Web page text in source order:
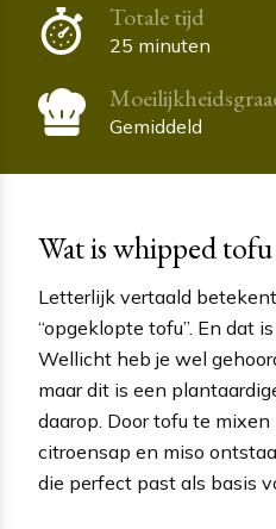
Totale tijd
25 minuten
Gemiddeld
Wat is whipped
Letterlijk vertaald
“opgeklopte tofu”. En dat
Wellicht heb je wel
maar dit is een
daarop. Door tofu te
citroensap en miso
die perfect past als basis